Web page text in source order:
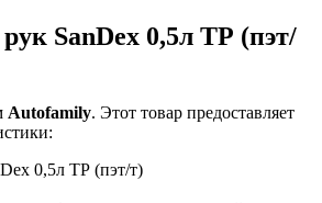
SanDex 0,5л ТР (пэт/
Autofamily. Этот товар предоставляет
0,5л ТР (пэт/т)